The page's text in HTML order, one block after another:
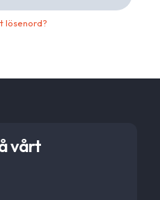
lösenord?
vårt